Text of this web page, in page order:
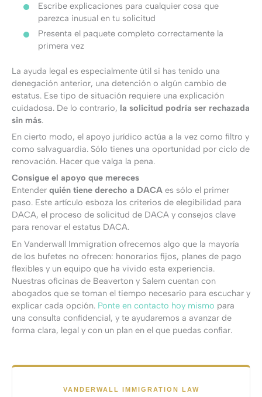
Escribe explicaciones para cualquier cosa que
parezca inusual en tu solicitud
Presenta el paquete completo correctamente la
primera vez
La ayuda legal es especialmente útil si has tenido una
denegación anterior, una detención o algún cambio de
estatus. Ese tipo de situación requiere una explicación
cuidadosa. De lo contrario, la solicitud podría ser rechazada
sin más.
En cierto modo, el apoyo jurídico actúa a la vez como filtro y
como salvaguardia. Sólo tienes una oportunidad por ciclo de
renovación. Hacer que valga la pena.
Consigue el apoyo que mereces
Entender quién tiene derecho a DACA es sólo el primer
paso. Este artículo esboza los criterios de elegibilidad para
DACA, el proceso de solicitud de DACA y consejos clave
para renovar el estatus DACA.
En Vanderwall Immigration ofrecemos algo que la mayoría
de los bufetes no ofrecen: honorarios fijos, planes de pago
flexibles y un equipo que ha vivido esta experiencia.
Nuestras oficinas de Beaverton y Salem cuentan con
abogados que se toman el tiempo necesario para escuchar y
explicar cada opción. Ponte en contacto hoy mismo para
una consulta confidencial, y te ayudaremos a avanzar de
forma clara, legal y con un plan en el que puedas confiar.
VANDERWALL IMMIGRATION LAW